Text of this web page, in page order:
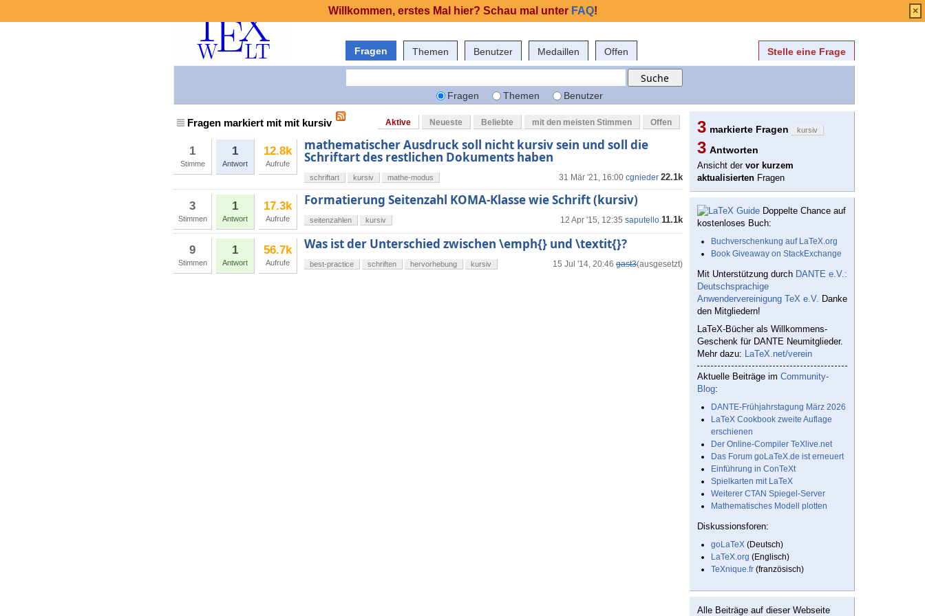
Fragen Themen Benutzer Medaillen Offen Stelle eine Frage
Fragen Themen Benutzer
Fragen markiert mit mit kursiv Aktive Neueste Beliebte mit den meisten Stimmen Offen
1
Stimme
1
Antwort
12.8k
Aufrufe
mathematischer Ausdruck soll nicht kursiv sein und soll die
Schriftart des restlichen Dokuments haben
31 Mär '21, 16:00 cgnieder 22.1k
schriftart kursiv mathe-modus
3
Stimmen
1
Antwort
17.3k
Aufrufe
Formatierung Seitenzahl KOMA-Klasse wie Schrift (kursiv)
12 Apr '15, 12:35 saputello 11.1k
seitenzahlen kursiv
9
Stimmen
1
Antwort
56.7k
Aufrufe
Was ist der Unterschied zwischen \emph{} und \textit{}?
15 Jul '14, 20:46 gast3(ausgesetzt)
best-practice schriften hervorhebung kursiv
3 markierte Fragen kursiv
3 Antworten
Ansicht der vor kurzem
aktualisierten Fragen
Doppelte Chance auf
kostenloses Buch:
Buchverschenkung auf LaTeX.org
Book Giveaway on StackExchange
Mit Unterstützung durch DANTE e.V.:
Deutschsprachige
Anwendervereinigung TeX e.V. Danke
den Mitgliedern!
LaTeX-Bücher als Willkommens-
Geschenk für DANTE Neumitglieder.
Mehr dazu: LaTeX.net/verein
Aktuelle Beiträge im Community-
Blog:
DANTE-Frühjahrstagung März 2026
LaTeX Cookbook zweite Auflage
erschienen
Der Online-Compiler TeXlive.net
Das Forum goLaTeX.de ist erneuert
Einführung in ConTeXt
Spielkarten mit LaTeX
Weiterer CTAN Spiegel-Server
Mathematisches Modell plotten
Diskussionsforen:
goLaTeX (Deutsch)
LaTeX.org (Englisch)
TeXnique.fr (französisch)
Alle Beiträge auf dieser Webseite
Willkommen, erstes Mal hier? Schau mal unter FAQ! ×